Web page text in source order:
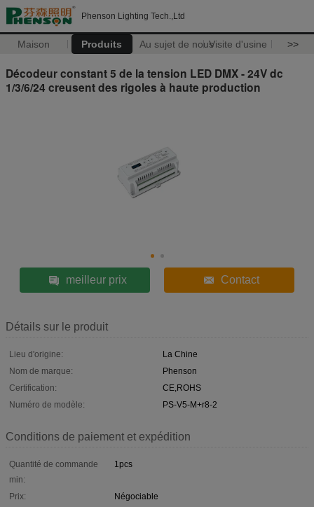
Phenson Lighting Tech.,Ltd
Maison Produits Au sujet de nousVisite d'usine >>
Décodeur constant 5 de la tension LED DMX - 24V dc
1/3/6/24 creusent des rigoles à haute production
meilleur prix Contact
Détails sur le produit
Lieu d'origine:
La Chine
Nom de marque:
Phenson
Certification:
CE,ROHS
Numéro de modèle:
PS-V5-M+r8-2
Conditions de paiement et expédition
Quantité de commande
min:
1pcs
Prix:
Négociable